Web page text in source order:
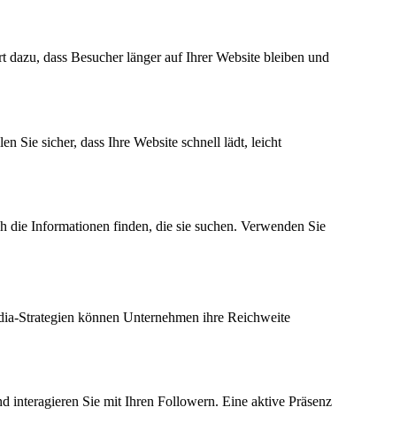
dass Besucher länger auf Ihrer Website bleiben und
Sie sicher, dass Ihre Website schnell lädt, leicht
die Informationen finden, die sie suchen. Verwenden Sie
Strategien können Unternehmen ihre Reichweite
interagieren Sie mit Ihren Followern. Eine aktive Präsenz